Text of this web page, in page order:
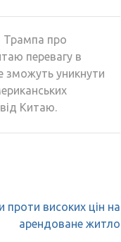
Трампа про
перевагу в
зможуть уникнути
Китаю.
проти високих цін на
арендоване житло